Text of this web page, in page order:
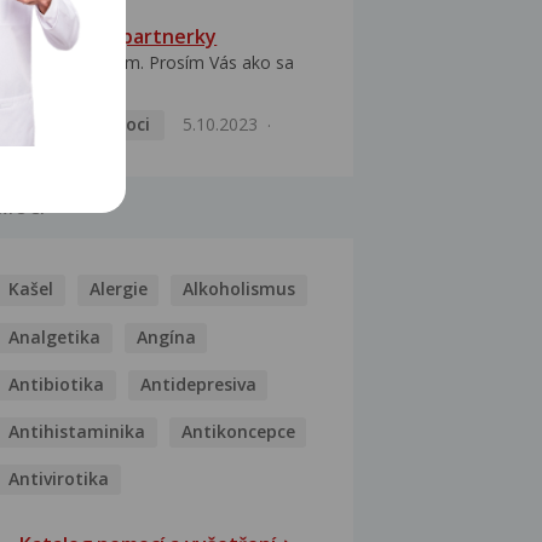
HPV typ 52 u partnerky
Dobrý deň prajem. Prosím Vás ako sa
Pohlavní nemoci
5.10.2023
Kašel Alergie Alkoholismus
Analgetika Angína
Antibiotika Antidepresiva
Antihistaminika Antikoncepce
Antivirotika